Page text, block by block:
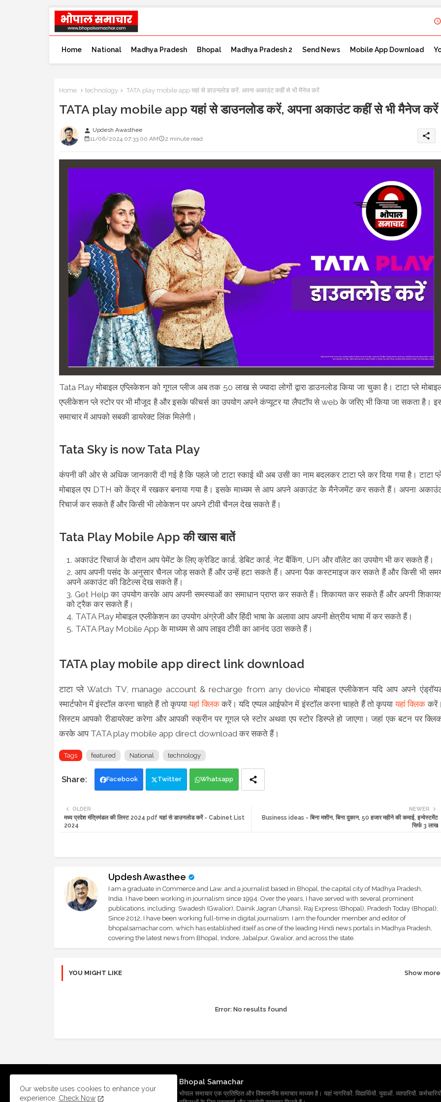
Home National Madhya Pradesh Bhopal Madhya Pradesh 2 Send News Mobile App Download
Home technology TATA play mobile app यहां से डाउनलोड करें, अपना अकाउंट कहीं से भी मैनेज करें
TATA play mobile app यहां से डाउनलोड करें, अपना अकाउंट कहीं से भी मैनेज करें
person Updesh Awasthee
11/06/2024 07:33:00 AM
2 minute read share
Tata Play मोबाइल एप्लिकेशन को गूगल प्लीज अब तक 50 लाख से ज्यादा लोगों द्वारा डाउनलोड किया जा चुका है। टाटा प्ले
एप्लीकेशन प्ले स्टोर पर भी मौजूद है और इसके फीचर्स का उपयोग अपने कंप्यूटर या लैपटॉप से web के जरिए भी किया जा सकता है।
समाचार में आपको सबकी डायरेक्ट लिंक मिलेगी।
Tata Sky is now Tata Play
कंपनी की ओर से अधिक जानकारी दी गई है कि पहले जो टाटा स्काई थी अब उसी का नाम बदलकर टाटा प्ले कर दिया गया है। टाटा
मोबाइल एप DTH को केंद्र में रखकर बनाया गया है। इसके माध्यम से आप अपने अकाउंट के मैनेजमेंट कर सकते हैं। अपना
रिचार्ज कर सकते हैं और किसी भी लोकेशन पर अपने टीवी चैनल देख सकते हैं।
Tata Play Mobile App की खास बातें
अकाउंट रिचार्ज के दौरान आप पेमेंट के लिए क्रेडिट कार्ड, डेबिट कार्ड, नेट बैंकिंग, UPI और वॉलेट का उपयोग भी कर सकते हैं।
आप अपनी पसंद के अनुसार चैनल जोड़ सकते हैं और उन्हें हटा सकते हैं। अपना पैक कस्टमाइज कर सकते हैं और किसी भी
अपने अकाउंट की डिटेल्स देख सकते हैं।
Get Help का उपयोग करके आप अपनी समस्याओं का समाधान प्राप्त कर सकते हैं। शिकायत कर सकते हैं और अपनी
को ट्रैक कर सकते हैं।
TATA Play मोबाइल एप्लीकेशन का उपयोग अंग्रेजी और हिंदी भाषा के अलावा आप अपनी क्षेत्रीय भाषा में कर सकते हैं।
TATA Play Mobile App के माध्यम से आप लाइव टीवी का आनंद उठा सकते हैं।
TATA play mobile app direct link download
टाटा प्ले Watch TV, manage account & recharge from any device मोबाइल एप्लीकेशन यदि आप अपने
स्मार्टफोन में इंस्टॉल करना चाहते हैं तो कृपयायहां क्लिककरें। यदि एप्पल आईफोन में इंस्टॉल करना चाहते हैं तो कृपयायहां क्लिक
सिस्टम आपको रीडायरेक्ट करेगा और आपकी स्क्रीन पर गूगल प्ले स्टोर अथवा एप स्टोर डिस्प्ले हो जाएगा। जहां एक बटन पर
करके आप TATA play mobile app direct download कर सकते हैं।
Tags featured National technology
Facebook Twitter Whatsapp
NEWER
Business ideas - बिना मशीन, बिना दुकान, 50 हजार महीने की कमाई, इन्वेस्टमेंट
सिर्फ 3 लाख
OLDER
मध्य प्रदेश मंत्रिमंडल की लिस्ट 2024 pdf यहां से डाउनलोड करें - Cabinet List
2024
Updesh Awasthee
I am a graduate in Commerce and Law, and a journalist based in Bhopal, the capital city of Madhya Pradesh,
India. I have been working in journalism since 1994. Over the years, I have served with several prominent
publications, including: Swadesh (Gwalior), Dainik Jagran (Jhansi), Raj Express (Bhopal), Pradesh Today (Bhopal);
Since 2012, I have been working full-time in digital journalism. I am the founder member and editor of
bhopalsamachar.com, which has established itself as one of the leading Hindi news portals in Madhya Pradesh,
covering the latest news from Bhopal, Indore, Jabalpur, Gwalior, and across the state.
YOU MIGHT LIKE Show more
Error:No results found
Bhopal Samachar
भोपाल समाचार एक प्रतिष्ठित और विश्वसनीय समाचार माध्यम है। यहां नागरिकों, विद्यार्थियों, युवाओं, व्यापारियों,
Our website uses cookies to enhance your
experience. Check Now